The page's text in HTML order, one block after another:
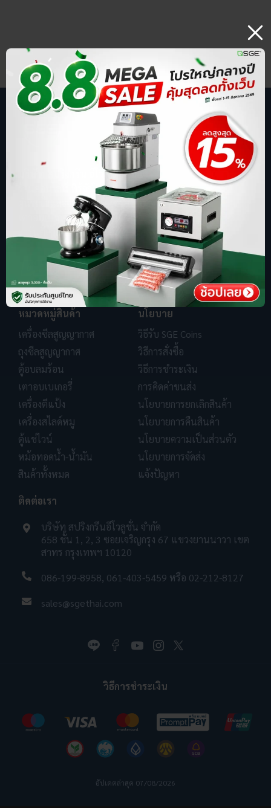
บริษัท สปริงกรีน อีโวลูชั่น จำกัด
ร้านออนไลน์ ที่รู้จักในชื่อ sgethai.com
ผู้นำเข้าและจัดจำหน่ายเครื่องซีลสูญญากาศ
เตาอบเบเกอรี่ ตู้อบลมร้อน เครื่องบดหมู
การันตีด้วยยอดขาย อันดับ 1
หมวดหมู่สินค้า
เครื่องซีลสูญญากาศ
ถุงซีลสูญญากาศ
ตู้อบลมร้อน
เตาอบเบเกอรี่
เครื่องตีแป้ง
เครื่องสไลด์หมู
ตู้แช่ไวน์
หม้อทอดน้ำ-น้ำมัน
สินค้าทั้งหมด
นโยบาย
วิธีรับ SGE Coins
วิธีการสั่งซื้อ
วิธีการชำระเงิน
การคิดค่าขนส่ง
นโยบายการยกเลิกสินค้า
นโยบายการคืนสินค้า
นโยบายความเป็นส่วนตัว
นโยบายการจัดส่ง
แจ้งปัญหา
ติดต่อเรา
บริษัท สปริงกรีนอีโวลูชั่น จำกัด
658 ชั้น 1, 2, 3 ซอยเจริญกรุง 67 แขวงยานนาวา เขต
สาทร กรุงเทพฯ 10120
086-199-8958, 061-403-5459 หรือ 02-212-8127
sales@sgethai.com
วิธีการชำระเงิน
อัปเดตล่าสุด 07/08/2026